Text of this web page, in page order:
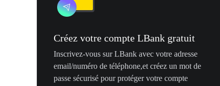
Créez votre compte LBank gratuit
Inscrivez-vous sur LBank avec votre adresse
email/numéro de téléphone,et créez un mot de
passe sécurisé pour protéger votre compte